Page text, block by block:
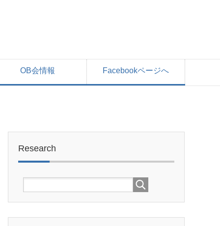
OB会情報 Facebookページへ
Research